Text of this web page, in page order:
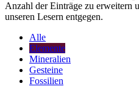
Anzahl der Einträge zu erweitern
unseren Lesern entgegen.
Alle
Elemente
Mineralien
Gesteine
Fossilien